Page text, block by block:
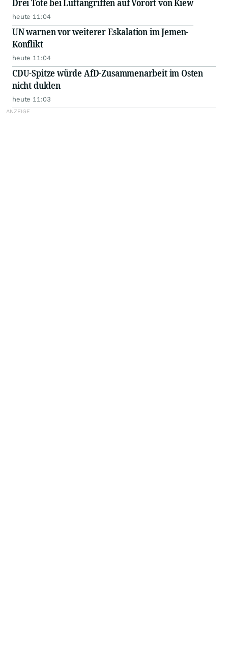
Drei Tote bei Luftangriffen auf Vorort von Kiew
heute 11:04
UN warnen vor weiterer Eskalation im Jemen-
Konflikt
heute 11:04
CDU-Spitze würde AfD-Zusammenarbeit im Osten
nicht dulden
heute 11:03